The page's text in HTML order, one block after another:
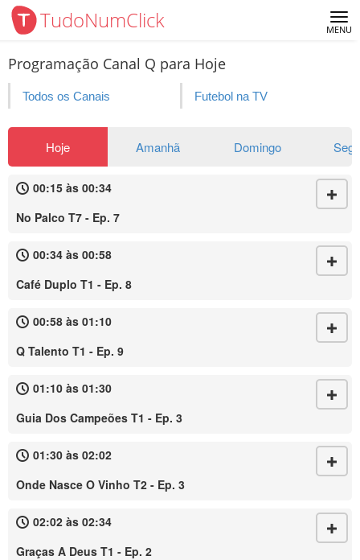
TudoNumClick MENU
Programação Canal Q para Hoje
Todos os Canais Futebol na TV
Hoje Amanhã Domingo
00:15 às 00:34
No Palco T7 - Ep. 7
00:34 às 00:58
Café Duplo T1 - Ep. 8
00:58 às 01:10
Q Talento T1 - Ep. 9
01:10 às 01:30
Guia Dos Campeões T1 - Ep. 3
01:30 às 02:02
Onde Nasce O Vinho T2 - Ep. 3
02:02 às 02:34
Graças A Deus T1 - Ep. 2